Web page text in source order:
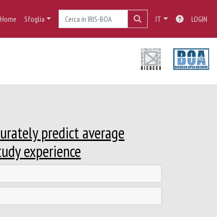
Home Sfoglia IT LOGIN
predict average
experience